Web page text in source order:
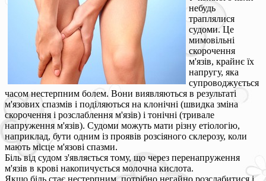
небудь
траплялися
судоми. Це
мимовільні
скорочення
м'язів, крайнє їх
напругу, яка
супроводжується
часом нестерпним болем. Вони виявляються в результаті
м'язових спазмів і поділяються на клонічні (швидка зміна
скорочення і розслаблення м'язів) і тонічні (тривале
напруження м'язів). Судоми можуть мати різну етіологію,
наприклад, бути одним із проявів розсіяного склерозу, коли
мають місце м'язові спазми.
Біль від судом з'являється тому, що через перенапруження
м'язів в крові накопичується молочна кислота.
Якщо біль стає нестерпним, потрібно негайно розслабитися і